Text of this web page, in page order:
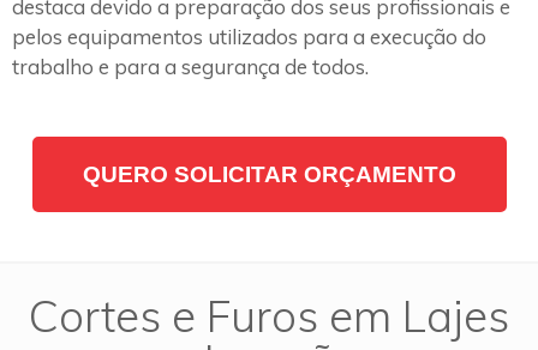
destaca devido a preparação dos seus profissionais e
pelos equipamentos utilizados para a execução do
trabalho e para a segurança de todos.
QUERO SOLICITAR ORÇAMENTO
Cortes e Furos em Lajes